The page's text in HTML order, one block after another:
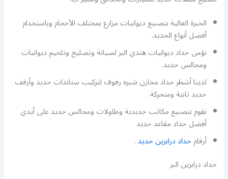
الخبرة العالية بتصنيع ديوانيات مزارع بمختلف الأحجام وباستخدام
أفضل أنواع الحديد.
نؤمن حداد ديوانيات هندي البر لصيانة وتصليح وتلحيم ديوانيات
ومجالس حديد.
لدينا أشطر حداد مخازن شبره رفوف لتركيب ستاندات حديد وأرفف
حديد ثابتة ومتحركة.
نقوم بتصنيع مكاتب حديدية وطاولات ومجالس حديد على أيدي
أفضل حداد مقاعد حديد
أرقامحداد درابزين حديد.
حداد درابزين البر